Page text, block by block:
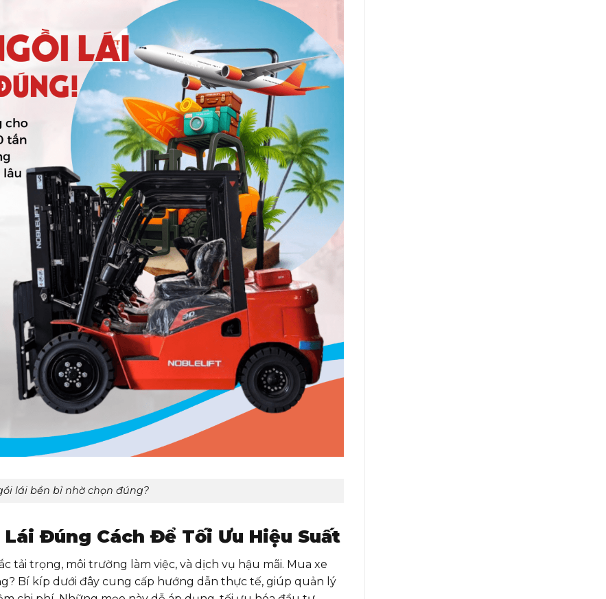
lái bền bỉ nhờ chọn đúng?
Đúng Cách Để Tối Ưu Hiệu Suất
tải trọng, môi trường làm việc, và dịch vụ hậu mãi. Mua xe
Bí kíp dưới đây cung cấp hướng dẫn thực tế, giúp quản lý